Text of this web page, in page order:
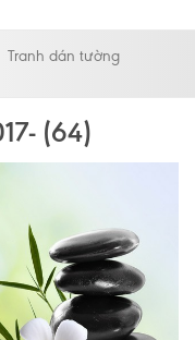
Tranh dán tường
(64)